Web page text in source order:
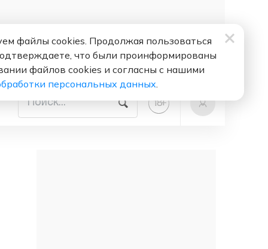
18+
файлы cookies. Продолжая пользоваться
что были проинформированы
файлов cookies и согласны с нашими
персональных данных.